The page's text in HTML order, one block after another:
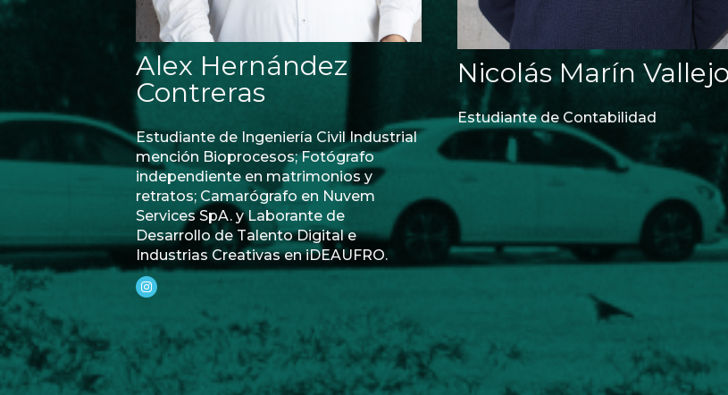
Alex Hernández
Contreras
Estudiante de Ingeniería Civil Industrial
mención Bioprocesos; Fotógrafo
independiente en matrimonios y
retratos; Camarógrafo en Nuvem
Services SpA. y Laborante de
Desarrollo de Talento Digital e
Industrias Creativas en iDEAUFRO.
Nicolás Marín
Estudiante de Contabilidad